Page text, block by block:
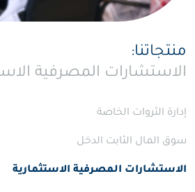
منتجاتنا:
الاستشارات المصرفية
إدارة الثروات الخاصة
سوق المال الثابت الدخل
الاستشارات المصرفية الاستثمارية